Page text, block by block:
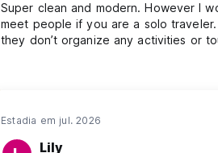
Super clean and modern. However I wouldn’t say it’s the
meet people if you are a solo
they don’t organize any activities or
Estadia em jul. 2026
Lily